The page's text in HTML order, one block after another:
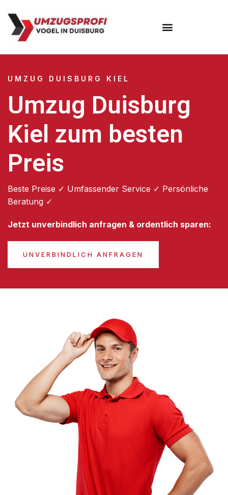
UMZUG DUISBURG KIEL
Umzug Duisburg
Kiel zum besten
Preis
Beste Preise ✓ Umfassender Service ✓ Persönliche
Beratung ✓
Jetzt unverbindlich anfragen & ordentlich sparen:
UNVERBINDLICH ANFRAGEN